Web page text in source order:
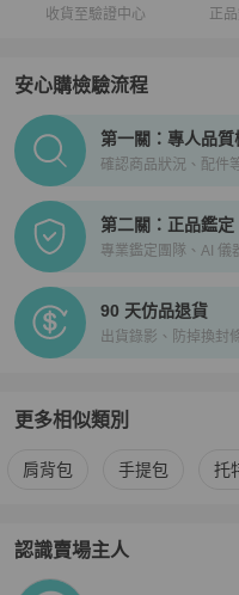
收貨至驗證中心 正
安心購檢驗流程
PopChill拍拍圈正品驗證
第一關：專人品質
確認商品狀況、配件
第二關：正品鑑定
專業鑑定團隊、AI 儀
90 天仿品退貨
出貨錄影、防掉換封
更多相似類別
更多3.1 Phillip Lim女包 相
肩背包 手提包 托
認識賣場主人
PopChill 拍拍圈嚴選賣家